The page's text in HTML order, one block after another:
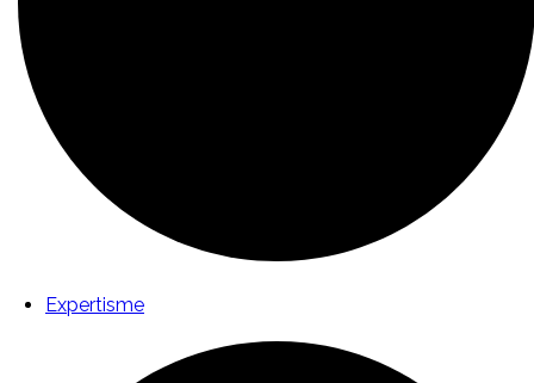
Expertisme